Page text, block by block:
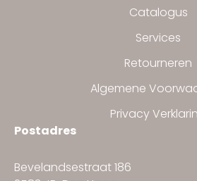
Catalogus
Services
Retourneren
Algemene
Privacy
Postadres
Bevelandsestraat 186